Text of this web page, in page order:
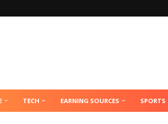
TECH EARNING SOURCES SPORTS